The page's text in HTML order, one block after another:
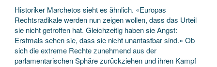
Historiker Marchetos sieht es ähnlich. «Europas
Rechtsradikale werden nun zeigen wollen, dass das Urteil
sie nicht getroffen hat. Gleichzeitig haben sie Angst:
Erstmals sehen sie, dass sie nicht unantastbar sind.» Ob
sich die extreme Rechte zunehmend aus der
parlamentarischen Sphäre zurückziehen und ihren Kampf